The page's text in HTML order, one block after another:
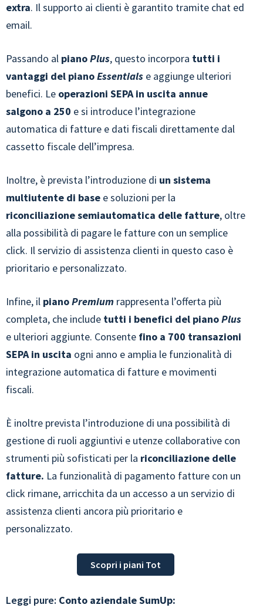
extra. Il supporto ai clienti è garantito tramite chat ed
email.
Passando al pianoPlus, questo incorpora tutti i
vantaggi del pianoEssentials e aggiunge ulteriori
benefici. Le operazioni SEPA in uscita annue
salgono a 250 e si introduce l’integrazione
automatica di fatture e dati fiscali direttamente dal
cassetto fiscale dell’impresa.
Inoltre, è prevista l’introduzione di un sistema
multiutente di base e soluzioni per la
riconciliazione semiautomatica delle fatture, oltre
alla possibilità di pagare le fatture con un semplice
click. Il servizio di assistenza clienti in questo caso è
prioritario e personalizzato.
Infine, il pianoPremium rappresenta l’offerta più
completa, che include tutti i benefici del pianoPlus
e ulteriori aggiunte. Consente fino a 700 transazioni
SEPA in uscita ogni anno e amplia le funzionalità di
integrazione automatica di fatture e movimenti
fiscali.
È inoltre prevista l’introduzione di una possibilità di
gestione di ruoli aggiuntivi e utenze collaborative con
strumenti più sofisticati per la riconciliazione delle
fatture. La funzionalità di pagamento fatture con un
click rimane, arricchita da un accesso a un servizio di
assistenza clienti ancora più prioritario e
personalizzato.
Scopri i piani Tot
Leggi pure: Conto aziendale SumUp: